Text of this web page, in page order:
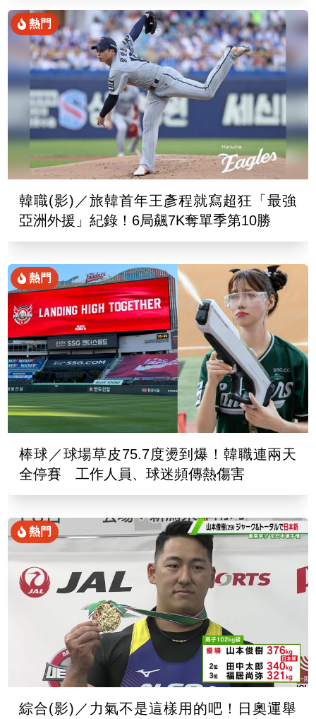
熱門
韓職(影)／旅韓首年王彥程就寫超狂「最強
亞洲外援」紀錄！6局飆7K奪單季第10勝
熱門
棒球／球場草皮75.7度燙到爆！韓職連兩天
全停賽 工作人員、球迷頻傳熱傷害
熱門
綜合(影)／力氣不是這樣用的吧！日奧運舉